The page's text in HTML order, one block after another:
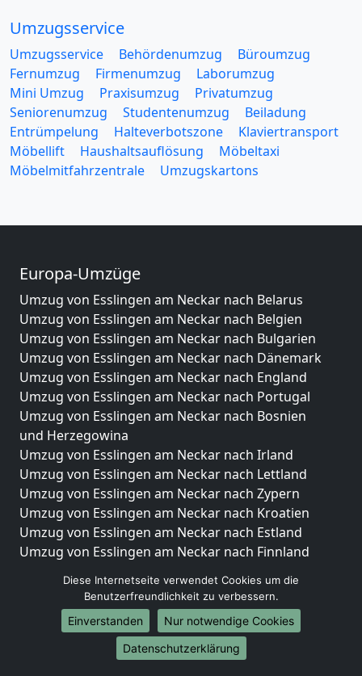
Umzugsservice
Umzugsservice Behördenumzug
Büroumzug
Fernumzug
Firmenumzug
Laborumzug
Mini Umzug
Praxisumzug
Privatumzug
Seniorenumzug
Studentenumzug
Beiladung
Entrümpelung
Halteverbotszone
Klaviertransport
Möbellift
Haushaltsauflösung
Möbeltaxi
Möbelmitfahrzentrale
Umzugskartons
Europa-Umzüge
Umzug von Esslingen am Neckar nach Belarus
Umzug von Esslingen am Neckar nach Belgien
Umzug von Esslingen am Neckar nach Bulgarien
Umzug von Esslingen am Neckar nach Dänemark
Umzug von Esslingen am Neckar nach England
Umzug von Esslingen am Neckar nach Portugal
Umzug von Esslingen am Neckar nach Bosnien
und Herzegowina
Umzug von Esslingen am Neckar nach Irland
Umzug von Esslingen am Neckar nach Lettland
Umzug von Esslingen am Neckar nach Zypern
Umzug von Esslingen am Neckar nach Kroatien
Umzug von Esslingen am Neckar nach Estland
Umzug von Esslingen am Neckar nach Finnland
Umzug von Esslingen am Neckar nach Griechenland
Umzug von Esslingen am Neckar nach Italien
Umzug von Esslingen am Neckar nach Liechtenstein
Umzug von Esslingen am Neckar nach Luxemburg
Diese Internetseite verwendet Cookies um die
Benutzerfreundlichkeit zu verbessern.
Einverstanden
Nur notwendige Cookies
Datenschutzerklärung